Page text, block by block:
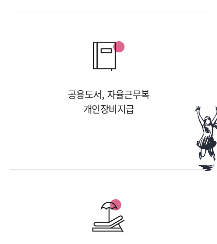
공용도서, 자율근무복
개인장비지급